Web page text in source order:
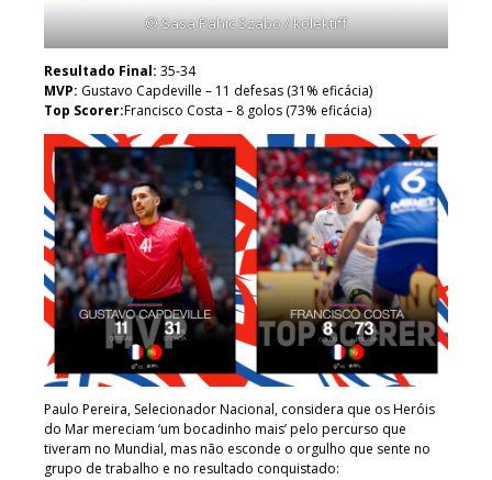
© Sasa Pahic Szabo / kolektiff
Resultado Final: 35-34
MVP: Gustavo Capdeville – 11 defesas (31% eficácia)
Top Scorer:Francisco Costa – 8 golos (73% eficácia)
Paulo Pereira, Selecionador Nacional, considera que os Heróis
do Mar mereciam ‘um bocadinho mais’ pelo percurso que
tiveram no Mundial, mas não esconde o orgulho que sente no
grupo de trabalho e no resultado conquistado: